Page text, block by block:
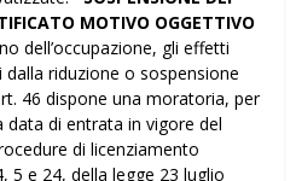
MOTIVO OGGETTIVO
dell’occupazione, gli effetti
riduzione o sospensione
46 dispone una moratoria, per
data di entrata in vigore del
di licenziamento
5 e 24, della legge 23 luglio